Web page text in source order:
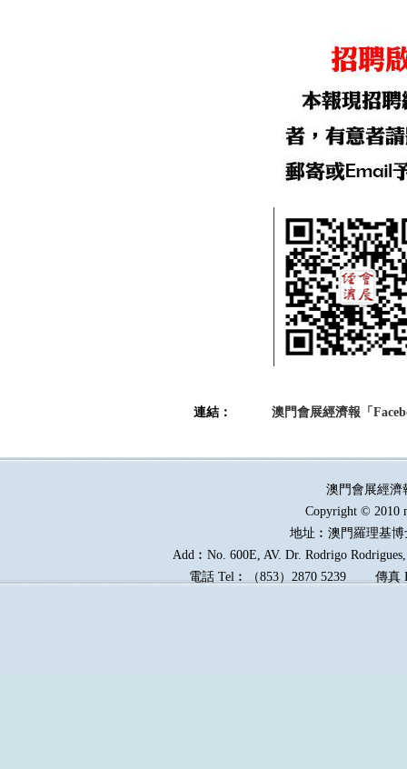
連結： 澳門會展經濟報「
澳門會展經
Copyright © 2010
地址︰澳門羅理基
Add︰No. 600E, AV. Dr. Rodrigo
電話 Tel︰（853）2870 5239傳真